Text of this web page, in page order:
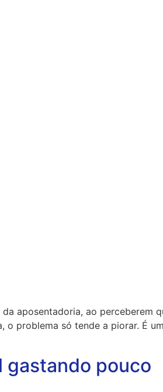
aposentadoria, ao perceberem
o problema só tende a piorar. É
gastando pouco